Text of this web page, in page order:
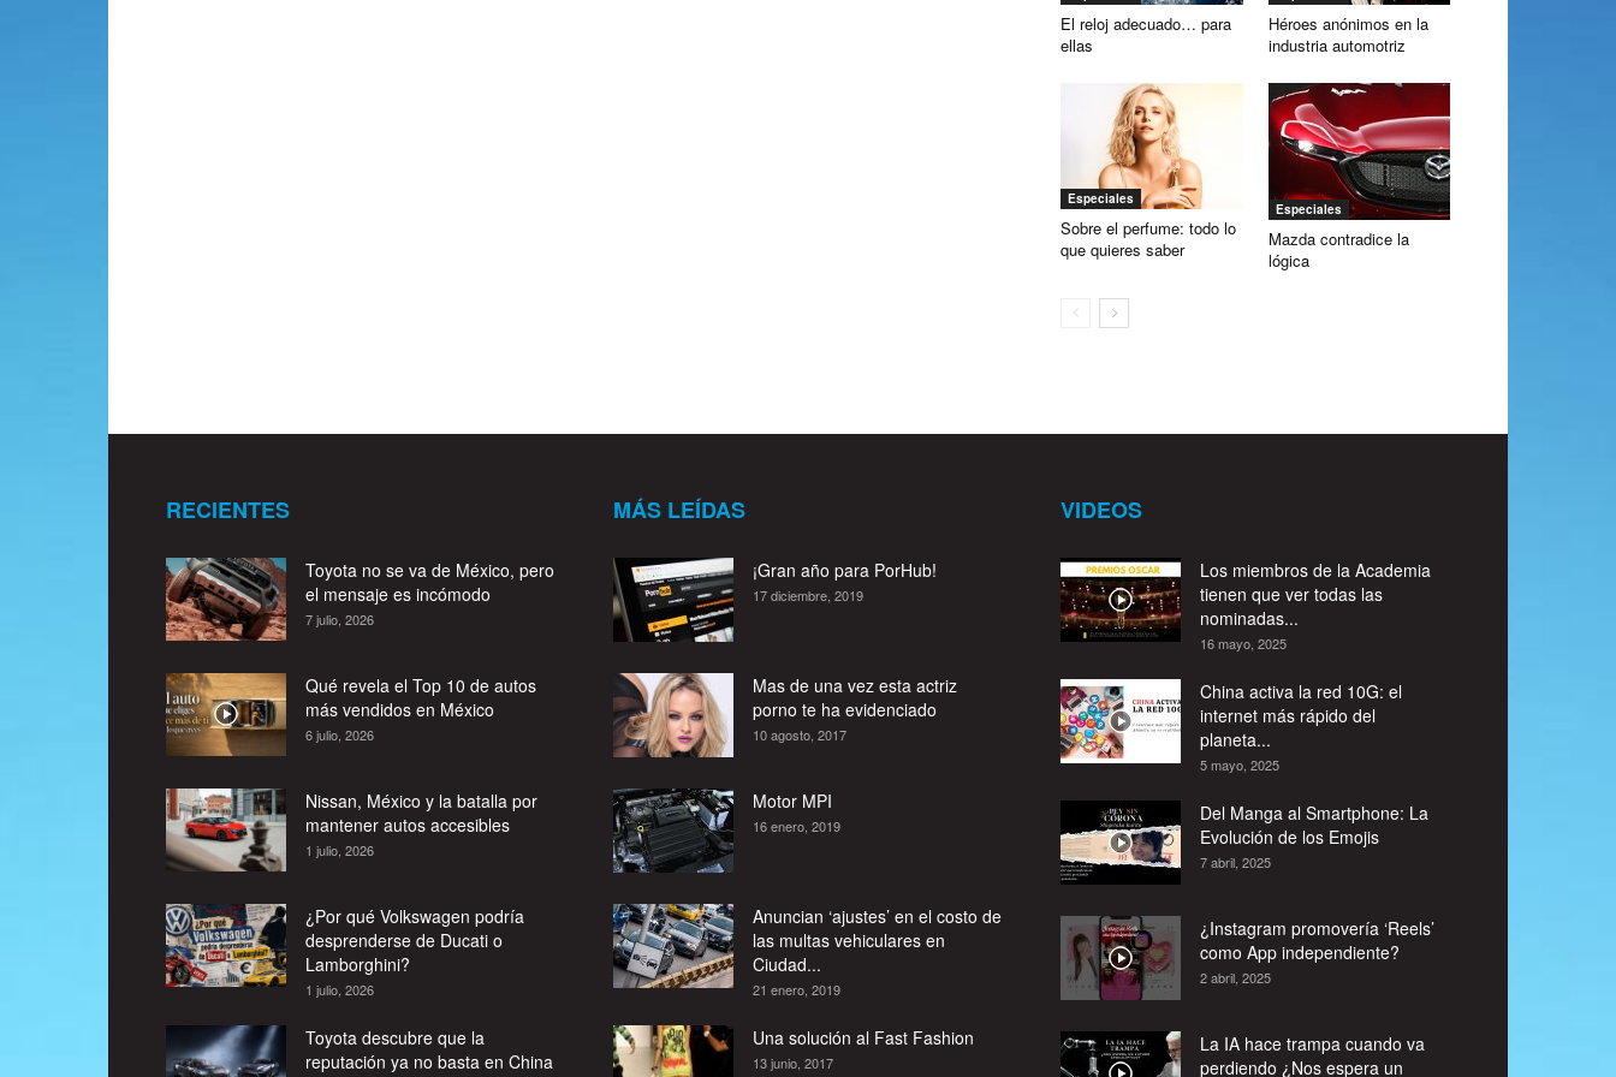
El reloj adecuado… para
ellas
Héroes anónimos en la
industria automotriz
Especiales
Sobre el perfume: todo lo
que quieres saber
Especiales
Mazda contradice la
lógica
RECIENTES
Toyota no se va de México, pero
el mensaje es incómodo
7 julio, 2026
Qué revela el Top 10 de autos
más vendidos en México
6 julio, 2026
Nissan, México y la batalla por
mantener autos accesibles
1 julio, 2026
¿Por qué Volkswagen podría
desprenderse de Ducati o
Lamborghini?
1 julio, 2026
Toyota descubre que la
reputación ya no basta en China
MÁS LEÍDAS
¡Gran año para PorHub!
17 diciembre, 2019
Mas de una vez esta actriz
porno te ha evidenciado
10 agosto, 2017
Motor MPI
16 enero, 2019
Anuncian ‘ajustes’ en el costo de
las multas vehiculares en
Ciudad...
21 enero, 2019
Una solución al Fast Fashion
13 junio, 2017
VIDEOS
Los miembros de la Academia
tienen que ver todas las
nominadas...
16 mayo, 2025
China activa la red 10G: el
internet más rápido del
planeta...
5 mayo, 2025
Del Manga al Smartphone: La
Evolución de los Emojis
7 abril, 2025
¿Instagram promovería ‘Reels’
como App independiente?
2 abril, 2025
La IA hace trampa cuando va
perdiendo ¿Nos espera un